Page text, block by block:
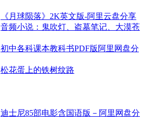
《月球陨落》2K英文版-阿里云盘分享
音频小说：鬼吹灯、盗墓笔记、大漠苍
初中各科课本教科书PDF版阿里网盘分
松花蛋上的铁树纹路
迪士尼85部电影含国语版－阿里网盘分